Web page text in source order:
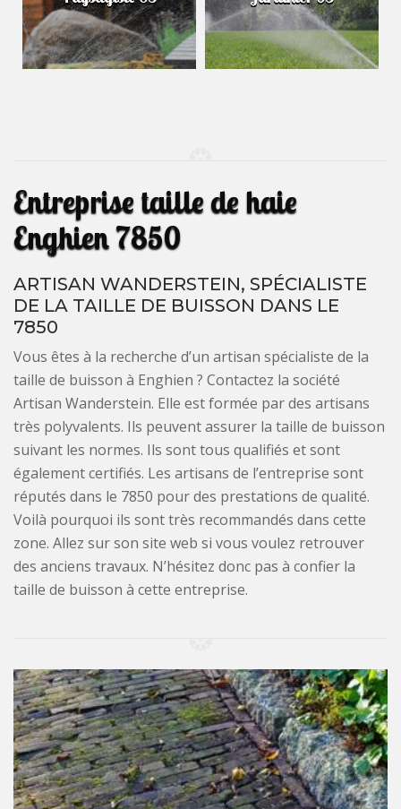
automatique 63
Entreprise taille de haie
Enghien 7850
ARTISAN WANDERSTEIN, SPÉCIALISTE
DE LA TAILLE DE BUISSON DANS LE
7850
Vous êtes à la recherche d’un artisan spécialiste de la
taille de buisson à Enghien ? Contactez la société
Artisan Wanderstein. Elle est formée par des artisans
très polyvalents. Ils peuvent assurer la taille de buisson
suivant les normes. Ils sont tous qualifiés et sont
également certifiés. Les artisans de l’entreprise sont
réputés dans le 7850 pour des prestations de qualité.
Voilà pourquoi ils sont très recommandés dans cette
zone. Allez sur son site web si vous voulez retrouver
des anciens travaux. N’hésitez donc pas à confier la
taille de buisson à cette entreprise.